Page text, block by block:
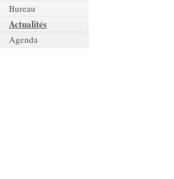
Bureau
Actualités
Agenda